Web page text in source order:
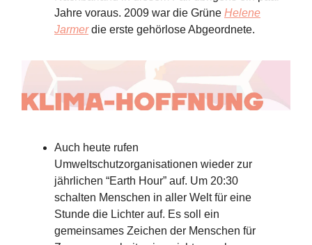
Jahre voraus. 2009 war die Grüne Helene
Jarmerdie erste gehörlose Abgeordnete.
Auch heute rufen
Umweltschutzorganisationen wieder zur
jährlichen “Earth Hour” auf. Um 20:30
schalten Menschen in aller Welt für eine
Stunde die Lichter auf. Es soll ein
gemeinsames Zeichen der Menschen für